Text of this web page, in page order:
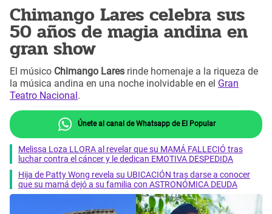
Chimango Lares celebra sus
50 años de magia andina en
gran show
El músico Chimango Lares rinde homenaje a la riqueza de
la música andina en una noche inolvidable en el Gran
Teatro Nacional .
Únete al canal de Whatsapp de El Popular
Melissa Loza LLORA al revelar que su MAMÁ FALLECIÓ tras
luchar contra el cáncer y le dedican EMOTIVA DESPEDIDA
Hija de Patty Wong revela su UBICACIÓN tras darse a conocer
que su mamá dejó a su familia con ASTRONÓMICA DEUDA